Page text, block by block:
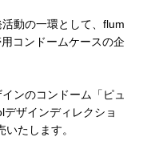
動の一環として、flum
コンドームケースの企
ンのコンドーム「ピュ
ザインディレクショ
たします。